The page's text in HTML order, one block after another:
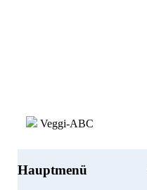
Veggi-ABC
Hauptmenü